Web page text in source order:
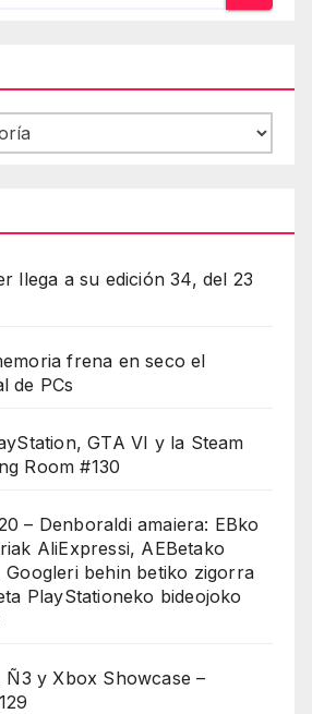
llega a su edición 34, del 23
frena en seco el
de PCs
GTA VI y la Steam
Room #130
– Denboraldi amaiera: EBko
AliExpressi, AEBetako
behin betiko zigorra
PlayStationeko bideojoko
y Xbox Showcase –